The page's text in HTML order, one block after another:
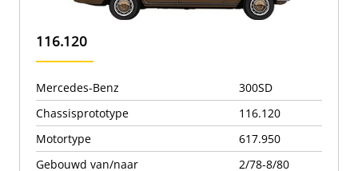
116.120
Mercedes-Benz
300SD
Chassisprototype
116.120
Motortype
617.950
Gebouwd van/naar
2/78-8/80